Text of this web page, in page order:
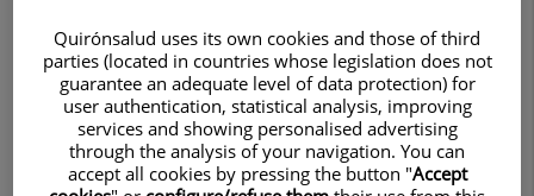
Quirónsalud uses its own cookies and those of third
parties (located in countries whose legislation does not
guarantee an adequate level of data protection) for
user authentication, statistical analysis, improving
services and showing personalised advertising
through the analysis of your navigation. You can
accept all cookies by pressing the button "Accept